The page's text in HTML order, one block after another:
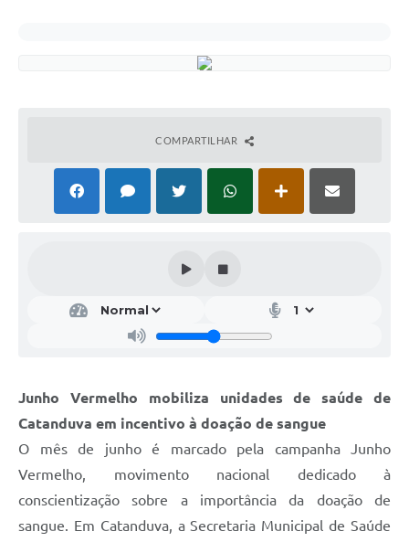
A Prefeitura
Jornal
Agenda
COMPARTILHAR
Junho Vermelho mobiliza unidades de saúde de
Catanduva em incentivo à doação de sangue
O mês de junho é marcado pela campanha Junho
Vermelho, movimento nacional dedicado à
conscientização sobre a importância da doação de
sangue. Em Catanduva, a Secretaria Municipal de Saúde